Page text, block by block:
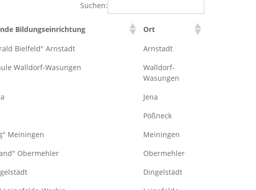
Suchen:
Bildungseinrichtung Ort
Bielfeld" Arnstadt
Arnstadt
Walldorf-Wasungen
Walldorf-
Wasungen
Jena
Pößneck
Meiningen
Meiningen
Obermehler
Obermehler
Dingelstädt